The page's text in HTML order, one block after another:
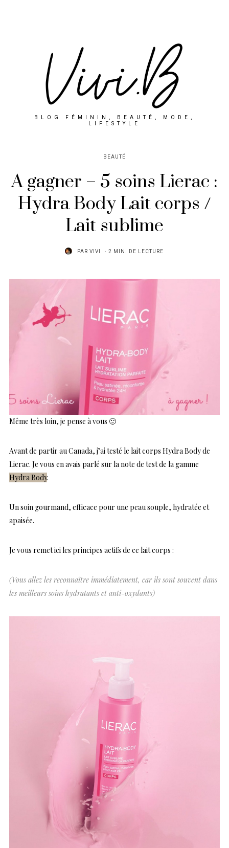
BLOG FÉMININ, BEAUTÉ, MODE,
LIFESTYLE
BEAUTÉ
A gagner – 5 soins Lierac :
Hydra Body Lait corps /
Lait sublime
PAR VIVI 2 MIN. DE LECTURE
Même très loin, je pense à vous 🙂
Avant de partir au Canada, j’ai testé le lait corps Hydra Body de
Lierac. Je vous en avais parlé sur la note de test de la gamme
Hydra Body.
Un soin gourmand, efficace pour une peau souple, hydratée et
apaisée.
Je vous remet ici les principes actifs de ce lait corps :
(Vous allez les reconnaître immédiatement, car ils sont souvent dans
les meilleurs soins hydratants et anti-oxydants)